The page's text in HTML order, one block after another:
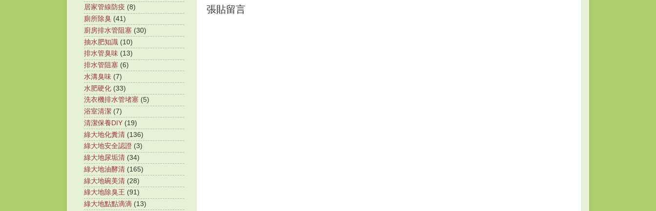
張貼留言
居家管線防疫 (8)
廁所除臭 (41)
廚房排水管阻塞 (30)
抽水肥知識 (10)
排水管臭味 (13)
排水管阻塞 (6)
水溝臭味 (7)
水肥硬化 (33)
洗衣機排水管堵塞 (5)
浴室清潔 (7)
清潔保養DIY (19)
綠大地化糞清 (136)
綠大地安全認證 (3)
綠大地尿垢清 (34)
綠大地油酵清 (165)
綠大地碗美清 (28)
綠大地除臭王 (91)
綠大地點點滴滴 (13)